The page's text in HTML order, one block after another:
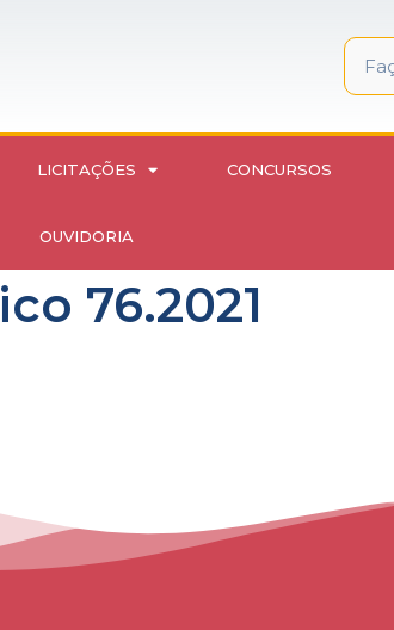
LICITAÇÕES CONCURSOS
OUVIDORIA
76.2021